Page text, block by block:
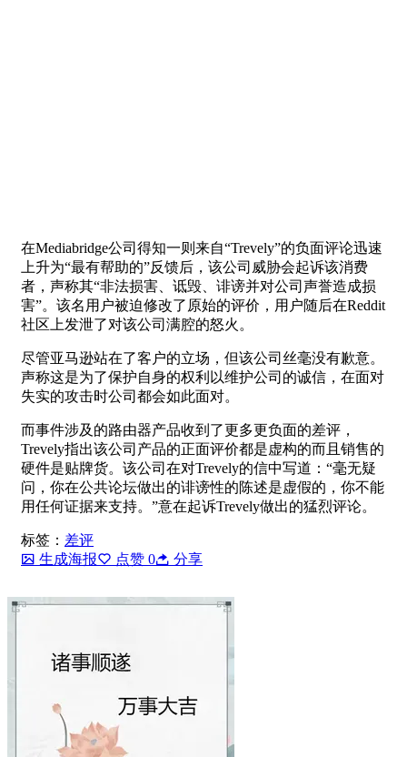
在Mediabridge公司得知一则来自“Trevely”的负面评论迅速
上升为“最有帮助的”反馈后，该公司威胁会起诉该消费
者，声称其“非法损害、诋毁、诽谤并对公司声誉造成损
害”。该名用户被迫修改了原始的评价，用户随后在Reddit
社区上发泄了对该公司满腔的怒火。
尽管亚马逊站在了客户的立场，但该公司丝毫没有歉意。
声称这是为了保护自身的权利以维护公司的诚信，在面对
失实的攻击时公司都会如此面对。
而事件涉及的路由器产品收到了更多更负面的差评，
Trevely指出该公司产品的正面评价都是虚构的而且销售的
硬件是贴牌货。该公司在对Trevely的信中写道：“毫无疑
问，你在公共论坛做出的诽谤性的陈述是虚假的，你不能
用任何证据来支持。”意在起诉Trevely做出的猛烈评论。
标签： 差评
生成海报
点赞 0 分享